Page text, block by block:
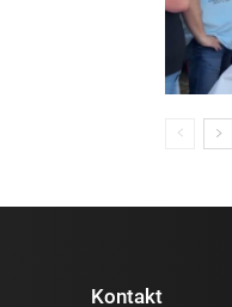
Kontakt